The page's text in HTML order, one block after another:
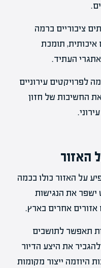
ציבוריים ברמה
איכותית, תומכת
העתיד.
לפרויקטים עירוניים
החשיבות של חזון
האזור
על האזור כולו בכמה
ישפר את הנגישות
אחרים בארץ.
תאפשר לתושבים
את היצע הדיור
היוזמה ייצור מקומות